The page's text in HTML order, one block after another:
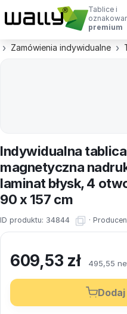
Tablice i
premium
Zamówienia indywidualne
Indywidualna
magnetyczna
laminat błysk, 4
90 x 157 cm
ID produktu: 34844 ·
609,53 zł 495,55